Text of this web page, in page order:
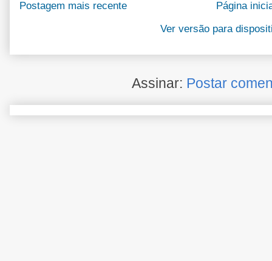
Postagem mais recente
Página
Ver versão para
Assinar: Postar